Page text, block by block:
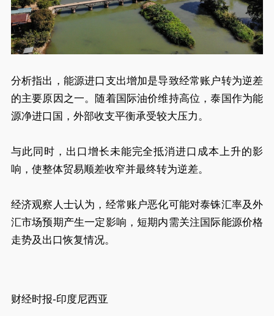
分析指出，能源进口支出增加是导致经常账户转为逆差
的主要原因之一。随着国际油价维持高位，泰国作为能
源净进口国，外部收支平衡承受较大压力。
与此同时，出口增长未能完全抵消进口成本上升的影
响，使整体贸易顺差收窄并最终转为逆差。
经济观察人士认为，经常账户恶化可能对泰铢汇率及外
汇市场预期产生一定影响，短期内需关注国际能源价格
走势及出口恢复情况。
财经时报-印度尼西亚